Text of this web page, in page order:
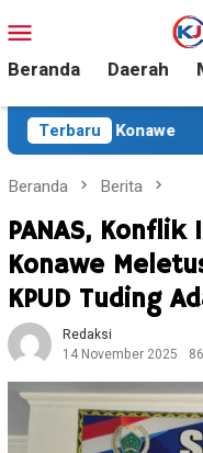
ke
kontenMobile
Beranda Daerah
Terbaru Tiga
Beranda Berita
PANAS, Konflik
Konawe
KPUD Tuding
Redaksi
14 November 2025